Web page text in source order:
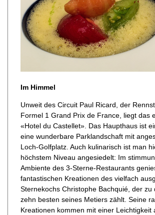
Im Himmel
Unweit des Circuit Paul Ricard, der
Formel 1 Grand Prix de France, liegt das
«Hotel du Castellet». Das Haupthaus ist
eine wunderbare Parklandschaft mit
Loch-Golfplatz. Auch kulinarisch ist man
höchstem Niveau angesiedelt: Im
Ambiente des 3-Sterne-Restaurants
fantastischen Kreationen des vielfach
Sternekochs Christophe Bachquié, der zu
zehn besten seines Metiers zählt. Seine
Kreationen kommen mit einer Leichtigkeit